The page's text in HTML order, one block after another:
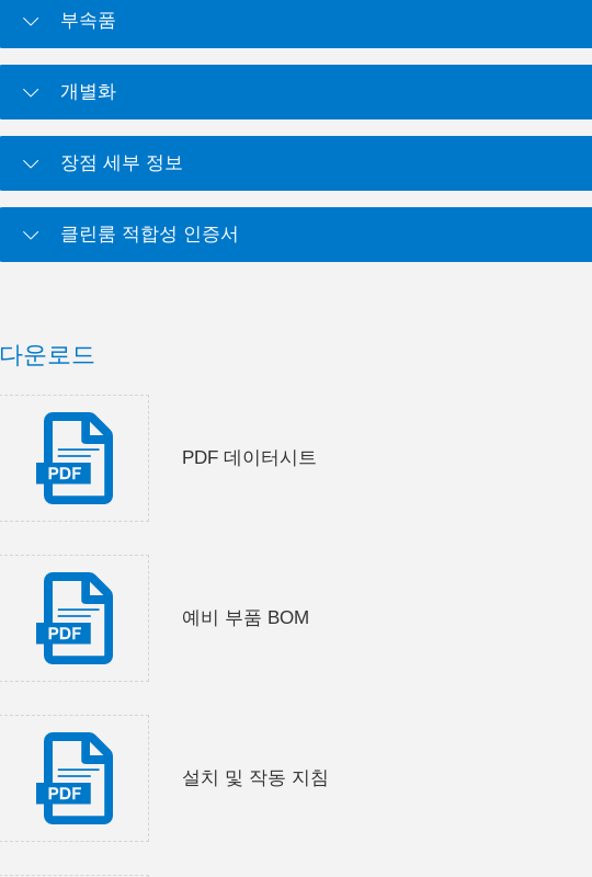
부속품
개별화
장점 세부 정보
클린룸 적합성 인증서
다운로드
PDF 데이터시트
예비 부품 BOM
설치 및 작동 지침